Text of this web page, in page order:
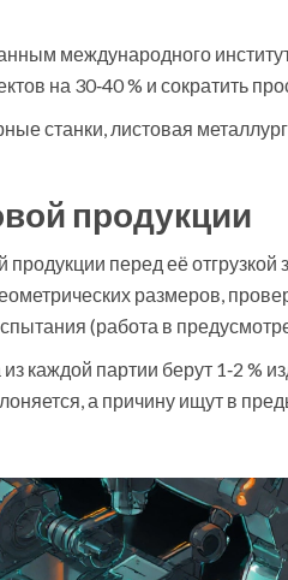
международного
на 30‑40 % и сократить
станки, листовая
продукции
перед её отгрузкой
размеров,
(работа в
каждой партии берут 1‑2 %
а причину ищут в